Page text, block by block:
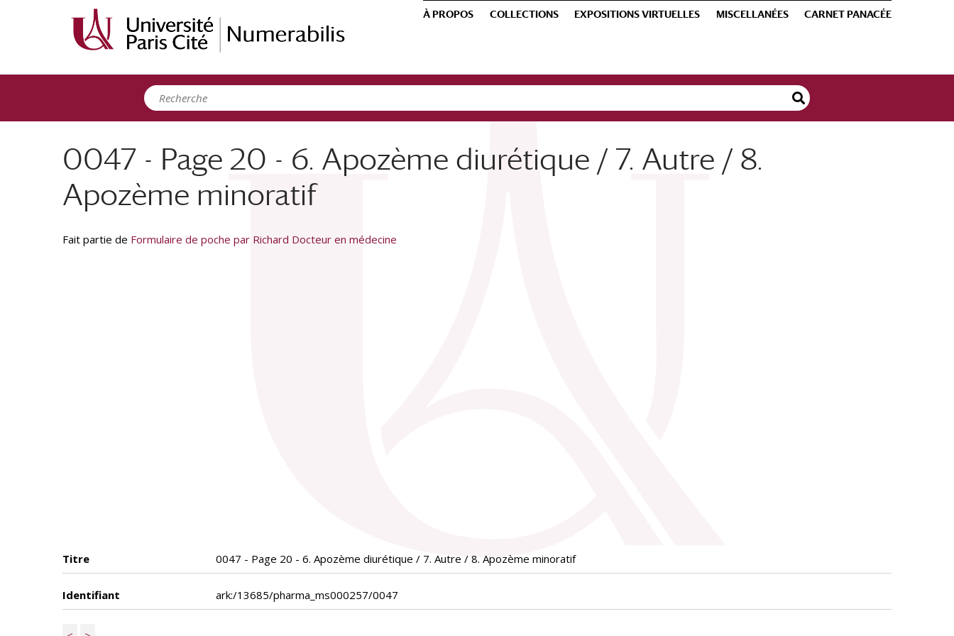
À PROPOS COLLECTIONS EXPOSITIONS VIRTUELLES MISCELLANÉES CARNET PANACÉE
0047 - Page 20 - 6. Apozème diurétique / 7. Autre / 8.
Apozème minoratif
Fait partie de Formulaire de poche par Richard Docteur en médecine
Titre 0047 - Page 20 - 6. Apozème diurétique / 7. Autre / 8. Apozème minoratif
Identifiant ark:/13685/pharma_ms000257/0047
Panneau de gestion des cookies